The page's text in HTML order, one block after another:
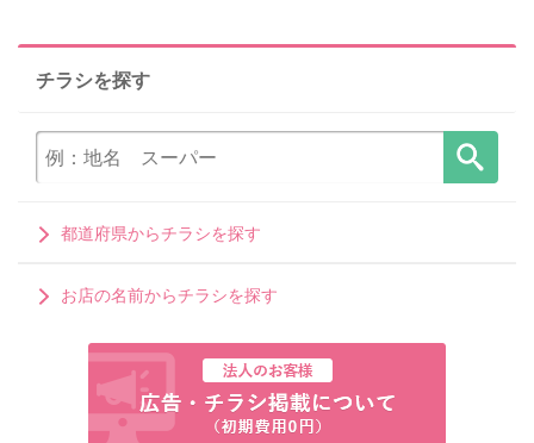
チラシを探す
都道府県からチラシを探す
お店の名前からチラシを探す